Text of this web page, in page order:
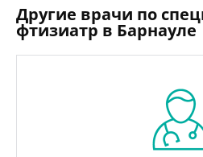
Другие врачи по
фтизиатр в Барнауле